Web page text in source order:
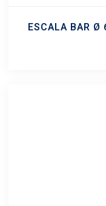
ESCALA BAR Ø